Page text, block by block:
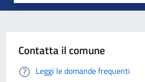
Contatta il comune
Leggi le domande frequenti